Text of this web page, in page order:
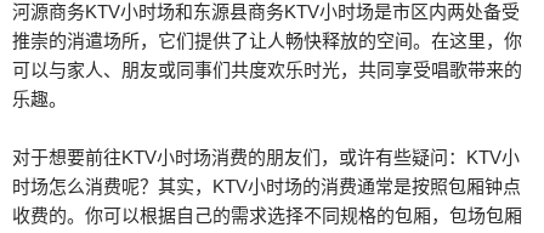
河源商务KTV小时场和东源县商务KTV小时场是市区内两处备受
推崇的消遣场所，它们提供了让人畅快释放的空间。在这里，你
可以与家人、朋友或同事们共度欢乐时光，共同享受唱歌带来的
乐趣。
对于想要前往KTV小时场消费的朋友们，或许有些疑问：KTV小
时场怎么消费呢？其实，KTV小时场的消费通常是按照包厢钟点
收费的。你可以根据自己的需求选择不同规格的包厢，包场包厢